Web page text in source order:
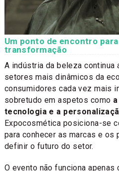
Um ponto de encontro
transformação
A indústria da beleza continua
setores mais dinâmicos da
consumidores cada vez mais
sobretudo em aspetos como
tecnologia e a
Expocosmética posiciona-se
para conhecer as marcas e
definir o futuro do setor.
O evento não funciona apenas